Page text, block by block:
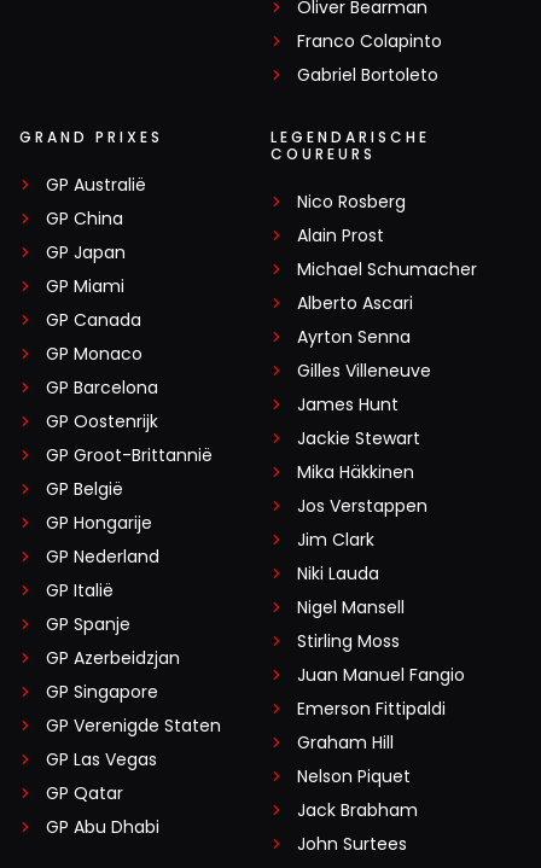
Oliver Bearman
Franco Colapinto
Gabriel Bortoleto
GRAND PRIXES
GP Australië
GP China
GP Japan
GP Miami
GP Canada
GP Monaco
GP Barcelona
GP Oostenrijk
GP Groot-Brittannië
GP België
GP Hongarije
GP Nederland
GP Italië
GP Spanje
GP Azerbeidzjan
GP Singapore
GP Verenigde Staten
GP Las Vegas
GP Qatar
GP Abu Dhabi
LEGENDARISCHE
COUREURS
Nico Rosberg
Alain Prost
Michael Schumacher
Alberto Ascari
Ayrton Senna
Gilles Villeneuve
James Hunt
Jackie Stewart
Mika Häkkinen
Jos Verstappen
Jim Clark
Niki Lauda
Nigel Mansell
Stirling Moss
Juan Manuel Fangio
Emerson Fittipaldi
Graham Hill
Nelson Piquet
Jack Brabham
John Surtees